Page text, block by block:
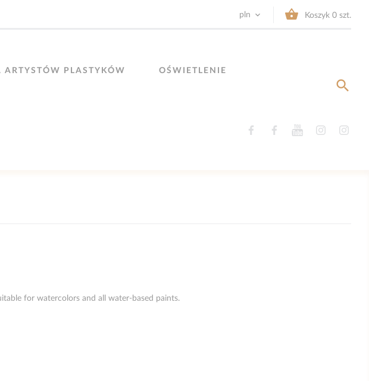
pln   Koszyk 0 szt.
FacebookFacebookYouTubeInstagram
ARTYSTÓW PLASTYKÓW OŚWIETLENIE

for watercolors and all water-based paints.